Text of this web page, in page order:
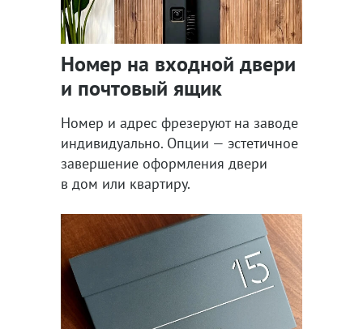
Номер на входной двери
и почтовый ящик
Номер и адрес фрезеруют на заводе
индивидуально. Опции — эстетичное
завершение оформления двери
в дом или квартиру.